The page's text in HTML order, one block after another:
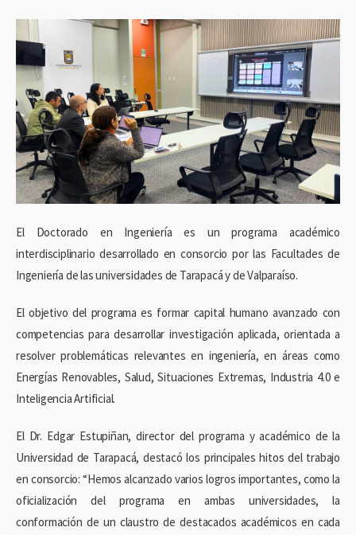
El Doctorado en Ingeniería es un programa académico
interdisciplinario desarrollado en consorcio por las Facultades de
Ingeniería de las universidades de Tarapacá y de Valparaíso.
El objetivo del programa es formar capital humano avanzado con
competencias para desarrollar investigación aplicada, orientada a
resolver problemáticas relevantes en ingeniería, en áreas como
Energías Renovables, Salud, Situaciones Extremas, Industria 4.0 e
Inteligencia Artificial.
El Dr. Edgar Estupiñan, director del programa y académico de la
Universidad de Tarapacá, destacó los principales hitos del trabajo
en consorcio: “Hemos alcanzado varios logros importantes, como la
oficialización del programa en ambas universidades, la
conformación de un claustro de destacados académicos en cada